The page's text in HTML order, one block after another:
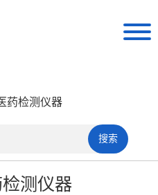
药检测仪器
测仪器